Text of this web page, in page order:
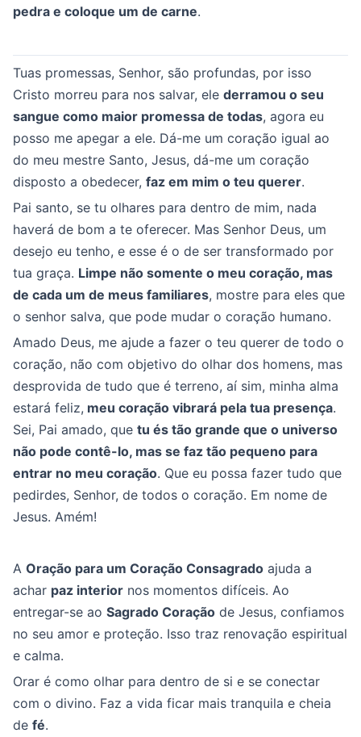
pedra e coloque um de carne.
Tuas promessas, Senhor, são profundas, por isso
Cristo morreu para nos salvar, ele derramou o seu
sangue como maior promessa de todas, agora eu
posso me apegar a ele. Dá-me um coração igual ao
do meu mestre Santo, Jesus, dá-me um coração
disposto a obedecer, faz em mim o teu querer.
Pai santo, se tu olhares para dentro de mim, nada
haverá de bom a te oferecer. Mas Senhor Deus, um
desejo eu tenho, e esse é o de ser transformado por
tua graça. Limpe não somente o meu coração, mas
de cada um de meus familiares, mostre para eles que
o senhor salva, que pode mudar o coração humano.
Amado Deus, me ajude a fazer o teu querer de todo o
coração, não com objetivo do olhar dos homens, mas
desprovida de tudo que é terreno, aí sim, minha alma
estará feliz, meu coração vibrará pela tua presença.
Sei, Pai amado, que tu és tão grande que o universo
não pode contê-lo, mas se faz tão pequeno para
entrar no meu coração. Que eu possa fazer tudo que
pedirdes, Senhor, de todos o coração. Em nome de
Jesus. Amém!
A Oração para um Coração Consagrado ajuda a
achar paz interior nos momentos difíceis. Ao
entregar-se ao Sagrado Coração de Jesus, confiamos
no seu amor e proteção. Isso traz renovação espiritual
e calma.
Orar é como olhar para dentro de si e se conectar
com o divino. Faz a vida ficar mais tranquila e cheia
de fé.